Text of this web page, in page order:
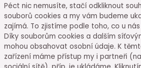
Péct nic nemusíte, stačí odkliknout
souborů cookies a my vám budeme
zajímá. To zjistíme podle toho, co u
Díky souborům cookies a dalším
mohou obsahovat osobní údaje. K
zařízení máme přístup my i partneři